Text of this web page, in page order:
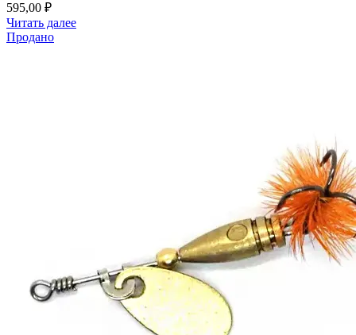
595,00 ₽
Читать далее
Продано